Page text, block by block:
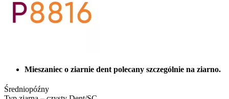
Mieszaniec o ziarnie dent polecany szczególnie na ziarno.
Średniopóźny